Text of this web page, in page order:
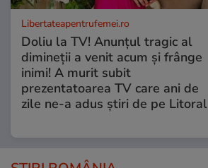
Libertateapentrufemei.ro
Doliu la TV! Anunțul tragic al
dimineții a venit acum și frânge
inimi! A murit subit
prezentatoarea TV care ani de
zile ne-a adus știri de pe Litoral